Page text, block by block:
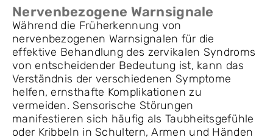
Nervenbezogene Warnsignale
Während die Früherkennung von
nervenbezogenen Warnsignalen für die
effektive Behandlung des zervikalen Syndroms
von entscheidender Bedeutung ist, kann das
Verständnis der verschiedenen Symptome
helfen, ernsthafte Komplikationen zu
vermeiden. Sensorische Störungen
manifestieren sich häufig als Taubheitsgefühle
oder Kribbeln in Schultern, Armen und Händen